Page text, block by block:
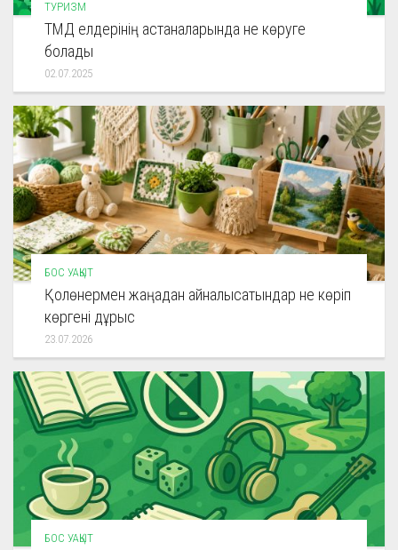
ТУРИЗМ
ТМД елдерінің астаналарында не көруге
болады
02.07.2025
БОС УАҚЫТ
Қолөнермен жаңадан айналысатындар не көріп
көргені дұрыс
23.07.2026
БОС УАҚЫТ